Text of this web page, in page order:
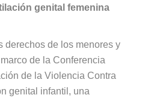
genital femenina
derechos de los menores y
de la Conferencia
de la Violencia Contra
genital infantil, una